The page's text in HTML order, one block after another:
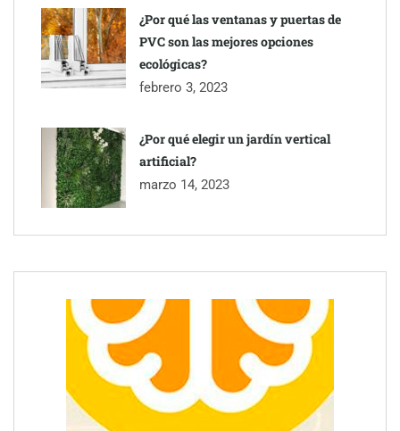
Toro Tapas inaugura su Raw Bar: una experiencia desde
mediodía hasta el anochecer con cocina abierta
¿Por qué las ventanas y puertas de
PVC son las mejores opciones
ecológicas?
febrero 3, 2023
¿Por qué elegir un jardín vertical
artificial?
marzo 14, 2023